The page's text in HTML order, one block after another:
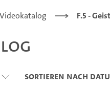
Videokatalog F.5 -
Sortieren nach